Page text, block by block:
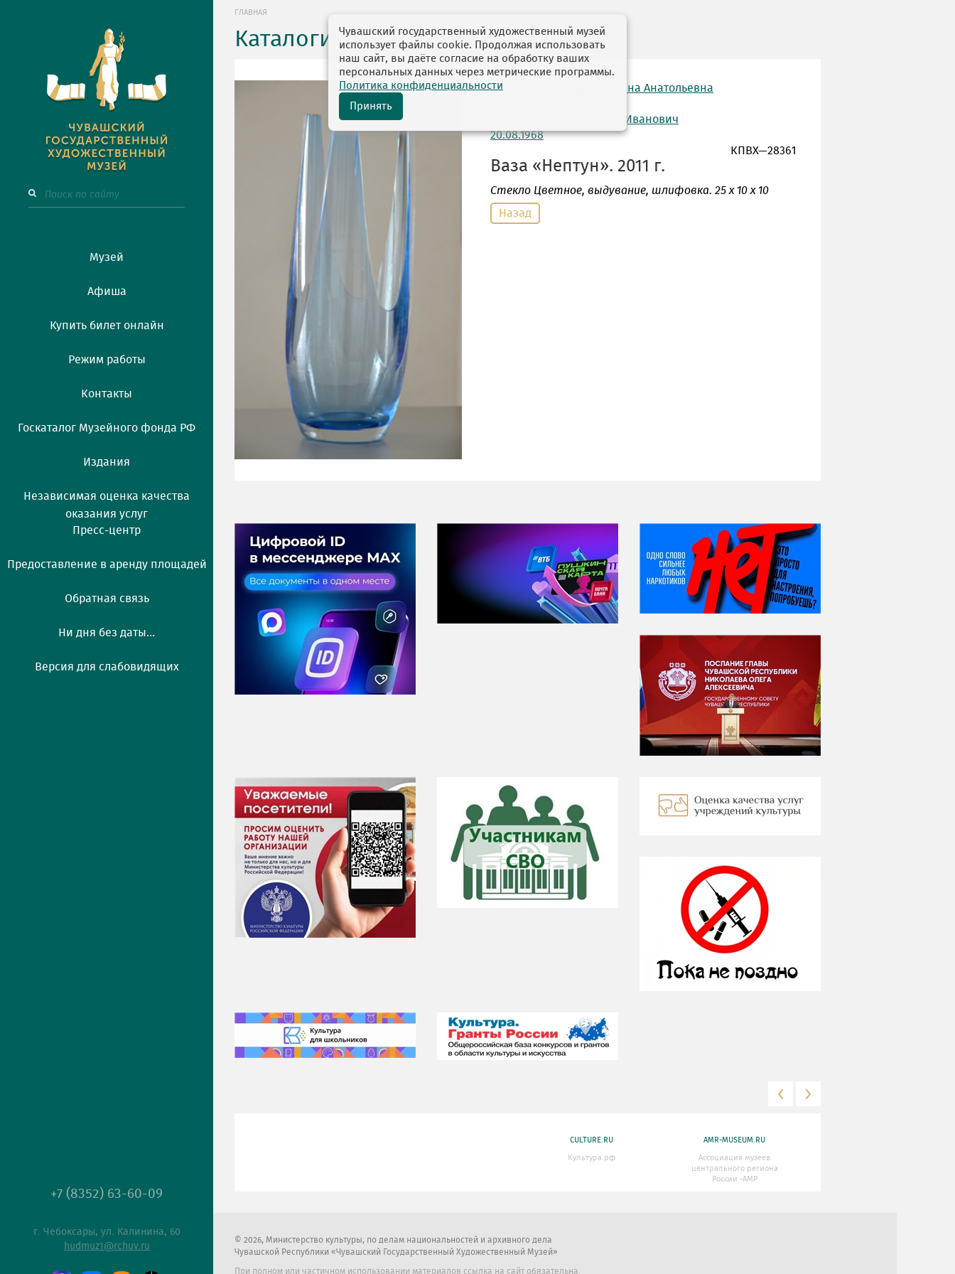
Музей
Афиша
Купить билет онлайн
Режим работы
Контакты
Госкаталог Музейного фонда РФ
Издания
Независимая оценка качества
оказания услуг
Пресс-центр
Предоставление в аренду площадей
Обратная связь
Ни дня без даты...
Версия для слабовидящих
+7 (8352) 63-60-09
г. Чебоксары, ул. Калинина, 60
hudmuz1@rchuv.ru
ГЛАВНАЯ
Каталоги выставок
автор: Даренкова Светлана Анатольевна
автор: Даренков Сергей Иванович
20.08.1968
КПВХ—28361
Ваза «Нептун». 2011 г.
Стекло Цветное, выдувание, шлифовка. 25 х 10 х 10
Назад
CULTURE.RU
Культура.рф
AMR-MUSEUM.RU
Ассоциация музеев
центрального региона
России -АМР
2026, Министерство культуры, по делам национальностей и архивного дела
Чувашской Республики «Чувашский Государственный Художественный Музей»
При полном или частичном использовании материалов ссылка на сайт обязательна.
Чувашский государственный художественный музей
использует файлы cookie. Продолжая использовать
наш сайт, вы даёте согласие на обработку ваших
персональных данных через метрические программы.
Политика конфиденциальности
Принять